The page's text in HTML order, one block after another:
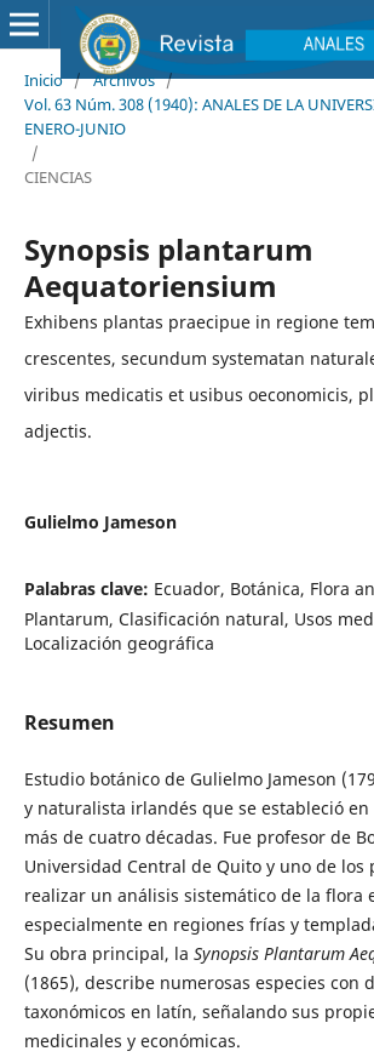
Inicio / Archivos /
Vol. 63 Núm. 308 (1940): ANALES DE LA
ENERO-JUNIO
/
CIENCIAS
Synopsis plantarum
Aequatoriensium
Exhibens plantas praecipue in regione
crescentes, secundum systematan
viribus medicatis et usibus oeconomicis,
adjectis.
Gulielmo Jameson
Palabras clave: Ecuador, Botánica, Flora
Plantarum, Clasificación natural, Usos
Localización geográfica
Resumen
Estudio botánico de Gulielmo Jameson
y naturalista irlandés que se estableció
más de cuatro décadas. Fue profesor de
Universidad Central de Quito y uno de los
realizar un análisis sistemático de la flora
especialmente en regiones frías y
Su obra principal, la Synopsis Plantarum
(1865), describe numerosas especies con
taxonómicos en latín, señalando sus
medicinales y económicas.